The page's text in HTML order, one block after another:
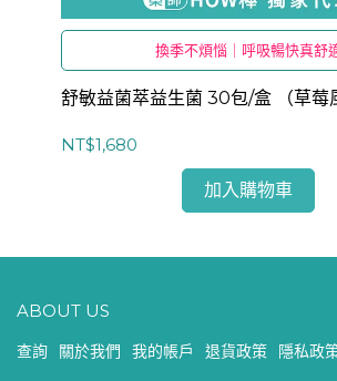
換季不煩惱｜呼吸暢快真舒
舒敏益菌萃益生菌 30包/盒 （草莓
NT$1,680
加入購物車
ABOUT US
查詢 關於我們 我的帳戶 退貨政策 隱私政